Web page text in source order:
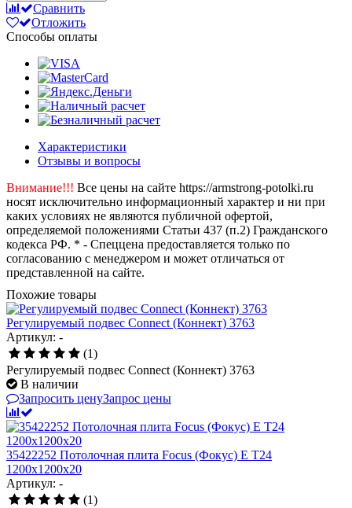
Сравнить
Отложить
Способы оплаты
Характеристики
Отзывы и вопросы
Внимание!!! Все цены на сайте https://armstrong-potolki.ru
носят исключительно информационный характер и ни при
каких условиях не являются публичной офертой,
определяемой положениями Статьи 437 (п.2) Гражданского
кодекса РФ. * - Спеццена предоставляется только по
согласованию с менеджером и может отличаться от
представленной на сайте.
Похожие товары
Регулируемый подвес Connect (Коннект) 3763
Артикул: -
(1)
Регулируемый подвес Connect (Коннект) 3763
В наличии
Запросить ценуЗапрос цены
35422252 Потолочная плита Focus (Фокус) E T24
1200x1200x20
Артикул: -
(1)